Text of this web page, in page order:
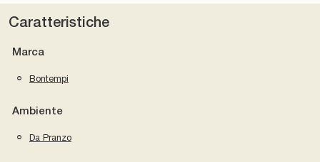
Caratteristiche
Marca
Bontempi
Ambiente
Da Pranzo